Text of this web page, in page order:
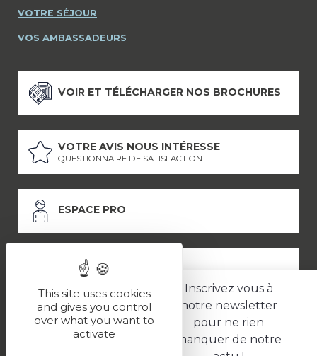
Inscrivez vous à
notre newsletter
pour ne rien
manquer de notre
VOTRE SÉJOUR
VOS AMBASSADEURS
VOIR ET TÉLÉCHARGER NOS BROCHURES
VOTRE AVIS NOUS INTÉRESSE
QUESTIONNAIRE DE SATISFACTION
ESPACE PRO
ESPACE PRESSE
LES PARTENAIRES
Politique de confidentialité
This site uses cookies
and gives you control
over what you want to
activate